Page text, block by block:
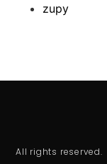
zupy
All rights reserved.